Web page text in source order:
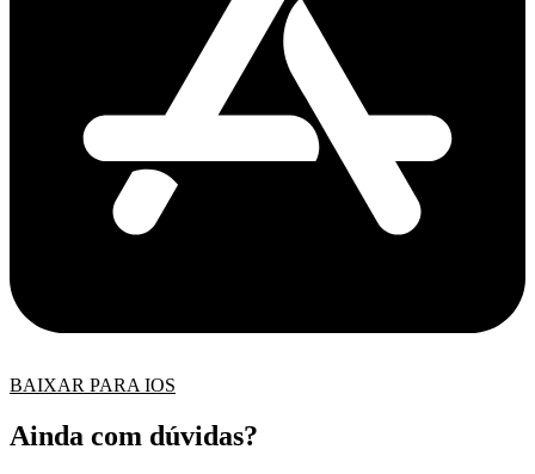
BAIXAR PARA IOS
Ainda com dúvidas?